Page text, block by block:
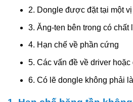
2. Dongle được đặt tại một
3. Ăng-ten bên trong có chất
4. Hạn chế về phần cứng
5. Các vấn đề về driver hoặc
6. Có lẽ dongle không phải